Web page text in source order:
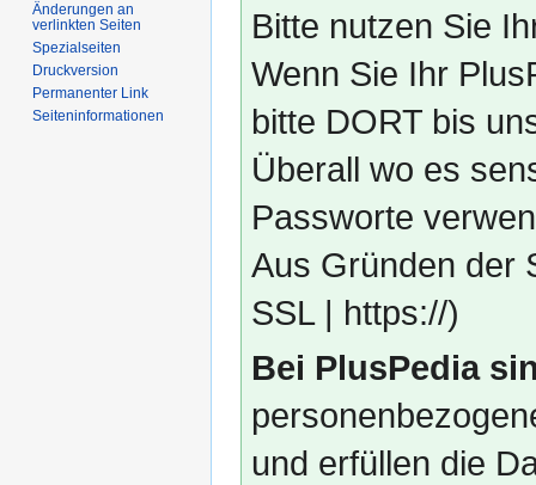
Bitte nutzen Sie
Wenn Sie Ihr
bitte DORT bis
Überall wo es
Passworte
Aus Gründen der
SSL | https://)
Bei PlusPedia
und erfüllen die
Änderungen an
verlinkten Seiten
Spezialseiten
Druckversion
Permanenter Link
Seiten­­informationen